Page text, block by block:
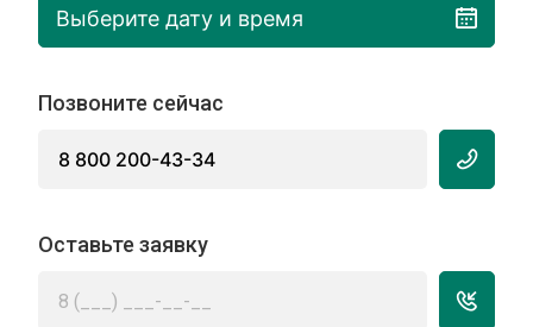
Выберите дату и время
Позвоните сейчас
8 800 200-43-34
Оставьте заявку